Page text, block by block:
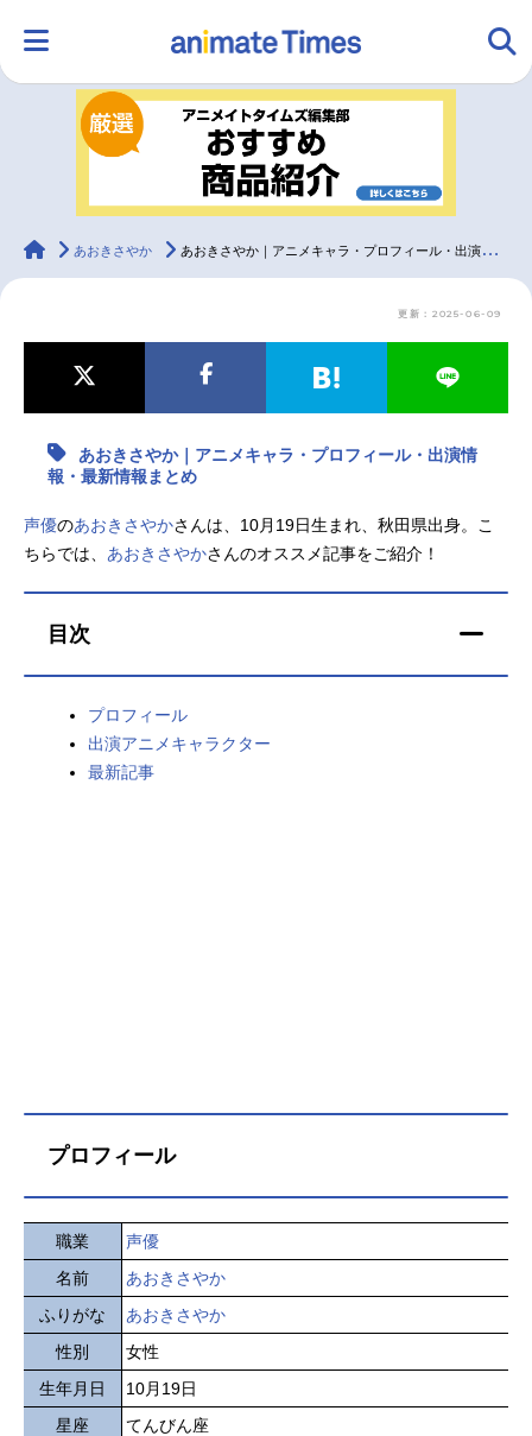
ランキング アニメ
ラジオ みんなの声
最新記事一覧
アニメ記事一覧 声優記事一覧
今期アニメ曜日別一覧
春アニメ 夏アニメ
秋アニメ
男性声優/女性声優一覧
animateTimes
あおきさやか あおきさやか｜アニメキャラ・プロフィール・出演情報・最新情報まとめ
更新：2025-06-09
あおきさやか｜アニメキャラ・プロフィール・出演情
報・最新情報まとめ
声優のあおきさやかさんは、10月19日生まれ、秋田県出身。こ
ちらでは、 あおきさやかさんのオススメ記事をご紹介！
目次
プロフィール
出演アニメキャラクター
最新記事
プロフィール
職業
声優
名前
あおきさやか
ふりがな
あおきさやか
性別
女性
生年月日
10月19日
星座
てんびん座